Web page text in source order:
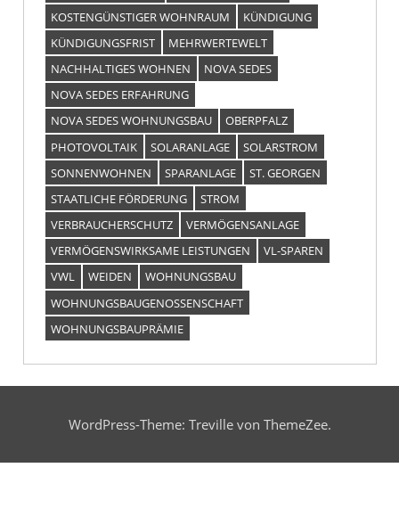
KOSTENGÜNSTIGER WOHNRAUM
KÜNDIGUNG
KÜNDIGUNGSFRIST
MEHRWERTEWELT
NACHHALTIGES WOHNEN
NOVA SEDES
NOVA SEDES ERFAHRUNG
NOVA SEDES WOHNUNGSBAU
OBERPFALZ
PHOTOVOLTAIK
SOLARANLAGE
SOLARSTROM
SONNENWOHNEN
SPARANLAGE
ST. GEORGEN
STAATLICHE FÖRDERUNG
STROM
VERBRAUCHERSCHUTZ
VERMÖGENSANLAGE
VERMÖGENSWIRKSAME LEISTUNGEN
VL-SPAREN
VWL
WEIDEN
WOHNUNGSBAU
WOHNUNGSBAUGENOSSENSCHAFT
WOHNUNGSBAUPRÄMIE
WordPress-Theme: Treville von ThemeZee.